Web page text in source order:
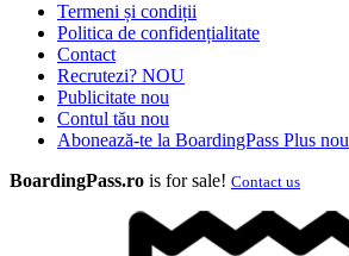
Termeni și condiții
Politica de confidențialitate
Contact
Recrutezi? NOU
Publicitate nou
Contul tău nou
Abonează-te la BoardingPass Plus nou
BoardingPass.ro is for sale! Contact us